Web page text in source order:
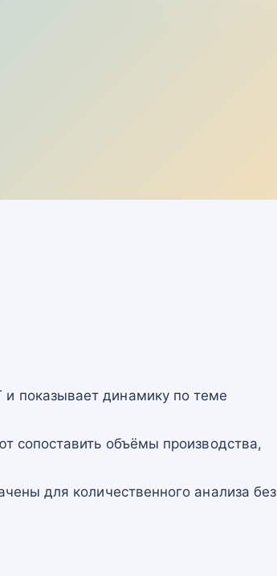
показывает динамику по теме
сопоставить объёмы производства,
для количественного анализа без